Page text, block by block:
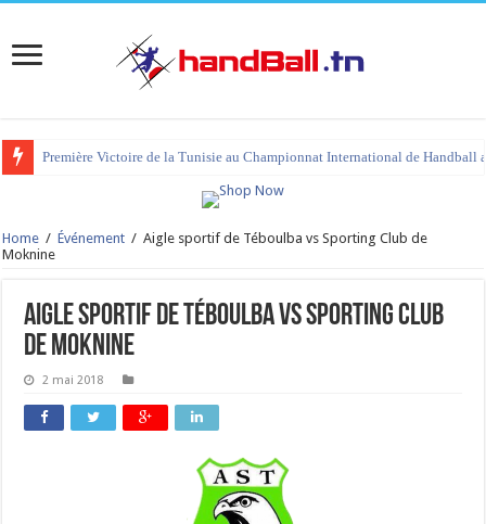
Première Victoire de la Tunisie au Championnat International de Handball
tournoi international Hammamet 2023 : programme et liste des joueurs
Home / Événement / Aigle sportif de Téboulba vs Sporting Club de
Moknine
Aigle sportif de Téboulba vs Sporting Club
de Moknine
2 mai 2018